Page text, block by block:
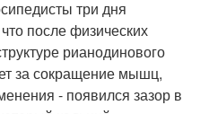
три дня
после физических
рианодинового
за сокращение мышц,
- появился зазор в